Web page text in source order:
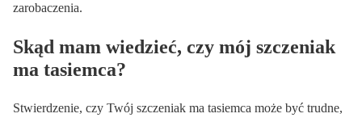
zarobaczenia.
Skąd mam wiedzieć, czy mój szczeniak
ma tasiemca?
Stwierdzenie, czy Twój szczeniak ma tasiemca może być trudne,